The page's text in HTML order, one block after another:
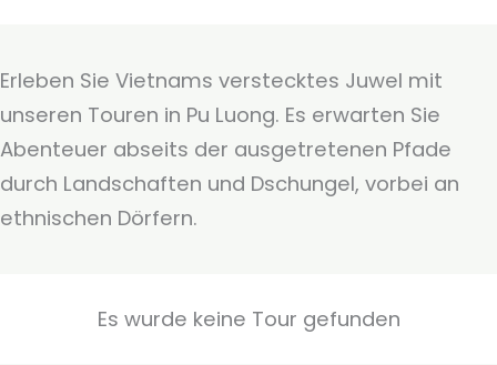
Erleben Sie Vietnams verstecktes Juwel mit
unseren Touren in Pu Luong. Es erwarten Sie
Abenteuer abseits der ausgetretenen Pfade
durch Landschaften und Dschungel, vorbei an
ethnischen Dörfern.
Es wurde keine Tour gefunden